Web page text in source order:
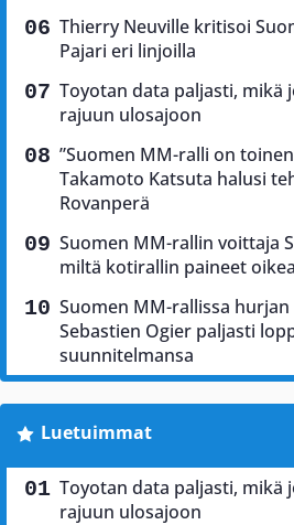
Thierry Neuville kritisoi
Pajari eri linjoilla
Toyotan data paljasti, mikä
rajuun ulosajoon
”Suomen MM-ralli on
Takamoto Katsuta halusi
Rovanperä
Suomen MM-rallin voittaja
miltä kotirallin paineet
Suomen MM-rallissa
Sebastien Ogier paljasti
suunnitelmansa
Luetuimmat
Toyotan data paljasti, mikä
rajuun ulosajoon